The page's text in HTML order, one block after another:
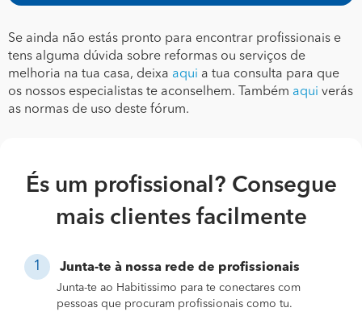
Se ainda não estás pronto para encontrar profissionais e
tens alguma dúvida sobre reformas ou serviços de
melhoria na tua casa, deixa aqui a tua consulta para que
os nossos especialistas te aconselhem. Também aqui verás
as normas de uso deste fórum.
És um profissional? Consegue
mais clientes facilmente
Junta-te à nossa rede de profissionais
Junta-te ao Habitissimo para te conectares com
pessoas que procuram profissionais como tu.